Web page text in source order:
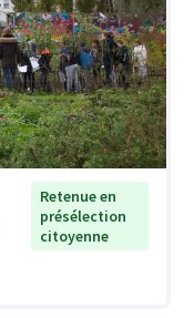
Retenue en
présélection
citoyenne